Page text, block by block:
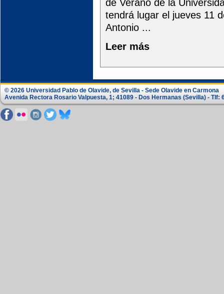
de Verano de la
tendrá lugar el jueves 11
Antonio ...
Leer más
© 2026 Universidad Pablo de Olavide, de Sevilla - Sede Olavide en Carmona
Avenida Rectora Rosario Valpuesta, 1; 41089 - Dos Hermanas (Sevilla) - Tlf: